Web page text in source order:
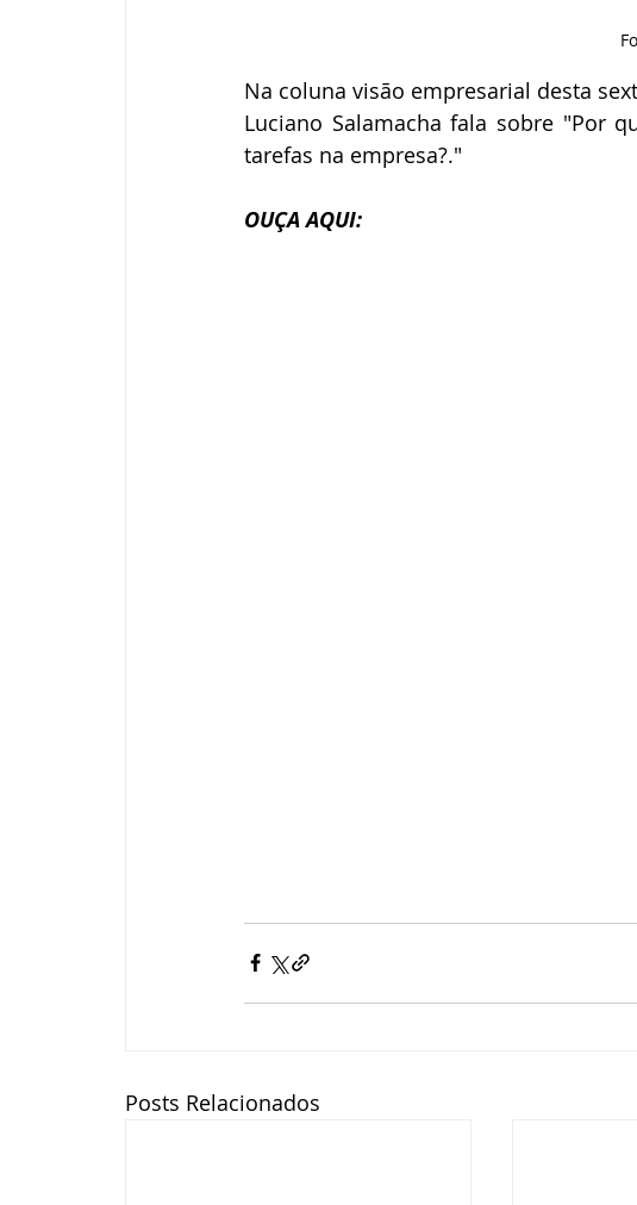
Na coluna visão empresarial desta
Luciano Salamacha fala sobre "Por
tarefas na empresa?."
OUÇA AQUI:
Posts Relacionados